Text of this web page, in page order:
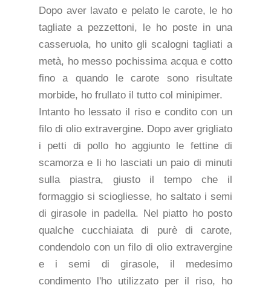
Dopo aver lavato e pelato le carote, le ho
tagliate a pezzettoni, le ho poste in una
casseruola, ho unito gli scalogni tagliati a
metà, ho messo pochissima acqua e cotto
fino a quando le carote sono risultate
morbide, ho frullato il tutto col minipimer.
Intanto ho lessato il riso e condito con un
filo di olio extravergine. Dopo aver grigliato
i petti di pollo ho aggiunto le fettine di
scamorza e li ho lasciati un paio di minuti
sulla piastra, giusto il tempo che il
formaggio si sciogliesse, ho saltato i semi
di girasole in padella. Nel piatto ho posto
qualche cucchiaiata di purè di carote,
condendolo con un filo di olio extravergine
e i semi di girasole, il medesimo
condimento l'ho utilizzato per il riso, ho